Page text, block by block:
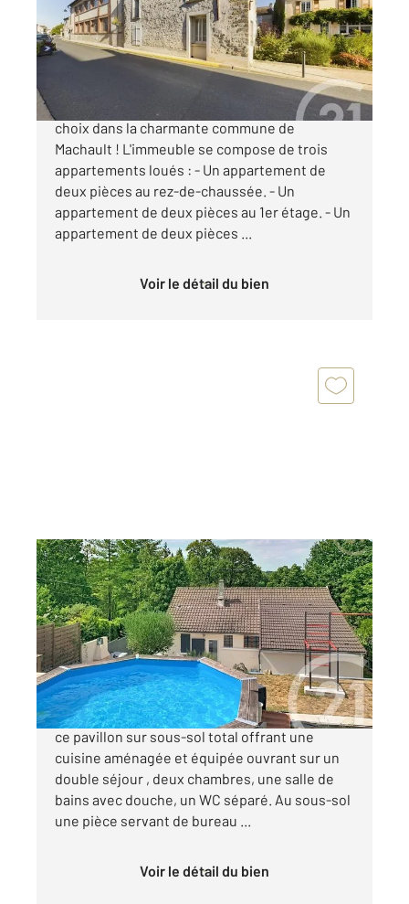
Immeuble à vendre
250 000 €
Découvrez un investissement immobilier de
choix dans la charmante commune de
Machault ! L'immeuble se compose de trois
appartements loués : - Un appartement de
deux pièces au rez-de-chaussée. - Un
appartement de deux pièces au 1er étage. - Un
appartement de deux pièces ...
Voir le détail du bien
MORET LOING ET ORVANNE 77
73,43 m2, 4 pièces
Ref : 24384
Maison à vendre
254 900 €
MORET LOING ET ORVANNE, venez découvrir
ce pavillon sur sous-sol total offrant une
cuisine aménagée et équipée ouvrant sur un
double séjour , deux chambres, une salle de
bains avec douche, un WC séparé. Au sous-sol
une pièce servant de bureau ...
Voir le détail du bien